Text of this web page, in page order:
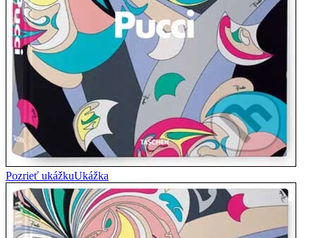
Pozrieť ukážkuUkážka